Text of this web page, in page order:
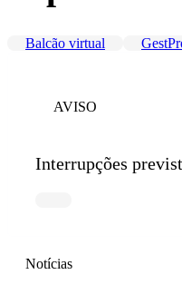
Balcão virtual
AVISO
Interrupções
Notícias